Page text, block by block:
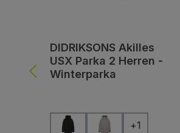
DIDRIKSONS Akilles
USX Parka 2 Herren -
Winterparka
Farbe auswählen
+1